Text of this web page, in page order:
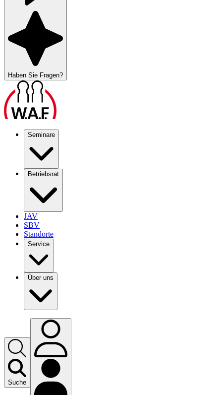
Haben Sie Fragen?
Seminare
Betriebsrat
JAV
SBV
Standorte
Service
Über uns
Suche